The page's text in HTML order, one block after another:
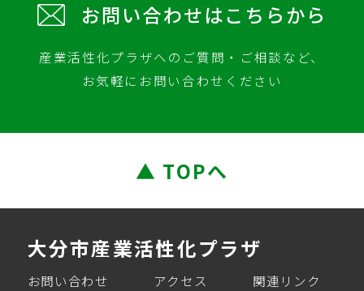
お問い合わせはこちらから
産業活性化プラザへのご質問・ご相談など、
お気軽にお問い合わせください
▲ TOPへ
大分市産業活性化プラザ
お問い合わせ アクセス
関連リンク